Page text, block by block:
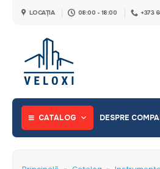
LOCAȚIA 08:00 - 18:00 +373
CATALOG DESPRE